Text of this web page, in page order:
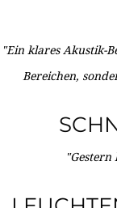
"Ein klares Akustik-
Bereichen,